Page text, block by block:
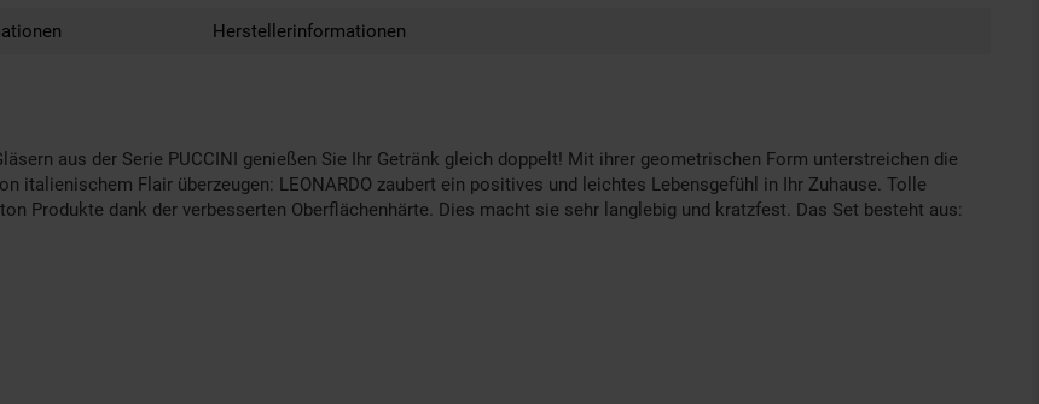
Herstellerinformationen
aus der Serie PUCCINI genießen Sie Ihr Getränk gleich doppelt! Mit ihrer geometrischen Form unterstreichen die
italienischem Flair überzeugen: LEONARDO zaubert ein positives und leichtes Lebensgefühl in Ihr Zuhause. Tolle
Produkte dank der verbesserten Oberflächenhärte. Dies macht sie sehr langlebig und kratzfest. Das Set besteht aus: